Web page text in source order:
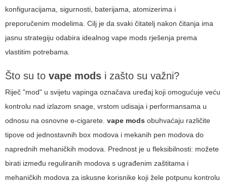
konfiguracijama, sigurnosti, baterijama, atomizerima i
preporučenim modelima. Cilj je da svaki čitatelj nakon čitanja ima
jasnu strategiju odabira idealnog vape mods rješenja prema
vlastitim potrebama.
Što su to vape mods i zašto su važni?
Riječ "mod" u svijetu vapinga označava uređaj koji omogućuje veću
kontrolu nad izlazom snage, vrstom udisaja i performansama u
odnosu na osnovne e-cigarete. vape mods obuhvaćaju različite
tipove od jednostavnih box modova i mekanih pen modova do
naprednih mehaničkih modova. Prednost je u fleksibilnosti: možete
birati između reguliranih modova s ugrađenim zaštitama i
mehaničkih modova za iskusne korisnike koji žele potpunu kontrolu